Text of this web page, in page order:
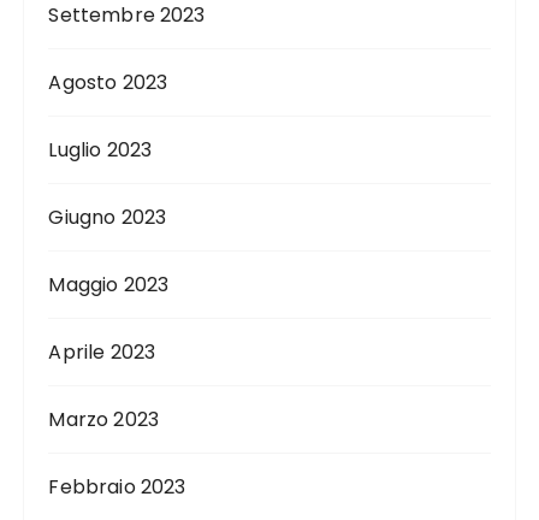
Settembre 2023
Agosto 2023
Luglio 2023
Giugno 2023
Maggio 2023
Aprile 2023
Marzo 2023
Febbraio 2023